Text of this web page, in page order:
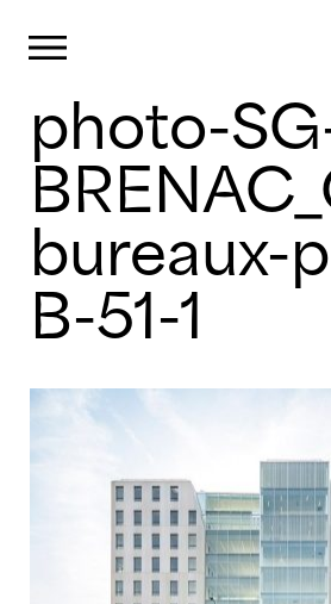
to
content
photo-
bureaux-
B-51-1